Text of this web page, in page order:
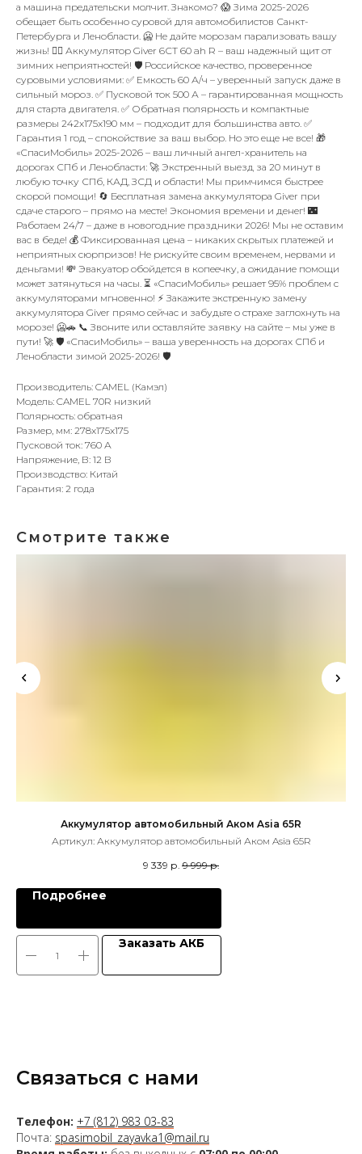
а машина предательски молчит. Знакомо? 😱 Зима 2025-2026
обещает быть особенно суровой для автомобилистов Санкт-
Петербурга и Ленобласти. 🥶 Не дайте морозам парализовать вашу
жизнь! 🙅‍♂️ Аккумулятор Giver 6СТ 60 ah R – ваш надежный щит от
зимних неприятностей! 🛡️ Российское качество, проверенное
суровыми условиями: ✅ Емкость 60 А/ч – уверенный запуск даже в
сильный мороз. ✅ Пусковой ток 500 А – гарантированная мощность
для старта двигателя. ✅ Обратная полярность и компактные
размеры 242x175x190 мм – подходит для большинства авто. ✅
Гарантия 1 год – спокойствие за ваш выбор. Но это еще не все! 🎁
«СпасиМобиль» 2025-2026 – ваш личный ангел-хранитель на
дорогах СПб и Ленобласти: 🚀 Экстренный выезд за 20 минут в
любую точку СПб, КАД, ЗСД и области! Мы примчимся быстрее
скорой помощи! 🔄 Бесплатная замена аккумулятора Giver при
сдаче старого – прямо на месте! Экономия времени и денег! 🌃
Работаем 24/7 – даже в новогодние праздники 2026! Мы не оставим
вас в беде! 💰 Фиксированная цена – никаких скрытых платежей и
неприятных сюрпризов! Не рискуйте своим временем, нервами и
деньгами! 💸 Эвакуатор обойдется в копеечку, а ожидание помощи
может затянуться на часы. ⏳ «СпасиМобиль» решает 95% проблем с
аккумуляторами мгновенно! ⚡️ Закажите экстренную замену
аккумулятора Giver прямо сейчас и забудьте о страхе заглохнуть на
морозе! 🥶🚗 📞 Звоните или оставляйте заявку на сайте – мы уже в
пути! 🚀 🛡️ «СпасиМобиль» – ваша уверенность на дорогах СПб и
Ленобласти зимой 2025-2026! 🛡️
Производитель: CAMEL (Камэл)
Модель: CAMEL 70R низкий
Полярность: обратная
Размер, мм: 278x175x175
Пусковой ток: 760 А
Напряжение, В: 12 В
Производство: Китай
Гарантия: 2 года
Смотрите также
Аккумулятор автомобильный Аком Asia 65R
Артикул: Аккумулятор автомобильный Аком Asia 65R
9 339 р. 9 999 р.
Подробнее
Заказать АКБ
Связаться с нами
Телефон: +7 (812) 983 03-83
Почта: spasimobil_zayavka1@mail.ru